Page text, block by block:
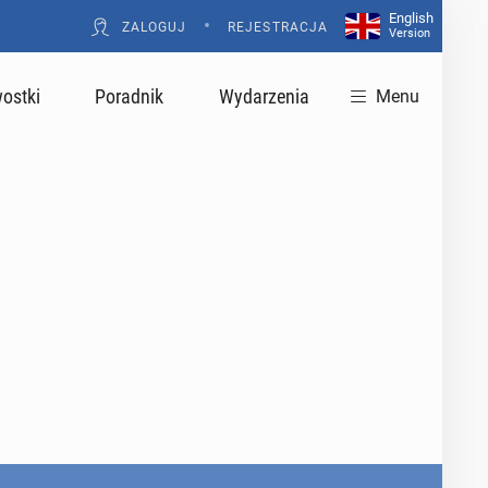
ZALOGUJ • REJESTRACJA
English
Version
Poradnik Wydarzenia Menu